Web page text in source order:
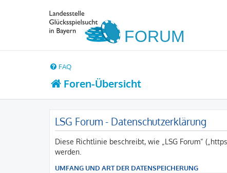
FAQ
Foren-Übersicht
LSG Forum - Datenschutzerklärung
Diese Richtlinie beschreibt, wie „LSG Forum“
werden.
UMFANG UND ART DER DATENSPEICHERUNG